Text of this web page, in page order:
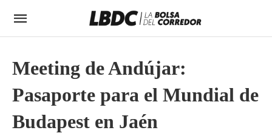
Meeting de Andújar:
Pasaporte para el Mundial de
Budapest en Jaén